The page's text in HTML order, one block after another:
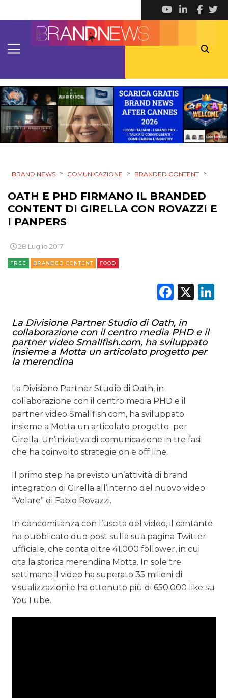
BRAND NEWS > COMUNICAZIONE > BRANDED CONTENT >
OATH E PHD FIRMANO IL BRANDED
CONTENT DI GIRELLA CON ROVAZZI E
I PANPERS
28 Luglio 2017
FREE BRANDED CONTENT FOOD
X
La Divisione Partner Studio di Oath, in
collaborazione con il centro media PHD e il
partner video Smallfish.com, ha sviluppato
insieme a Motta un articolato progetto per
la merendina
La Divisione Partner Studio di Oath, in
collaborazione con il centro media PHD e il
partner video Smallfish.com, ha sviluppato
insieme a Motta un articolato progetto per
Girella. Un’iniziativa di comunicazione in tre fasi
che ha coinvolto strategie on e off line.
Il primo step ha previsto un’attività di brand
integration di Girella all’interno del nuovo video
“Volare” di Fabio Rovazzi.
In concomitanza con l’uscita del video, il cantante
ha pubblicato due post sulla sua pagina Twitter
ufficiale, che conta oltre 41.000 follower, in cui
cita la storica merendina Motta. In sole tre
settimane il video ha superato 35 milioni di
visualizzazioni e ha ottenuto più di 650.000 like su
YouTube.